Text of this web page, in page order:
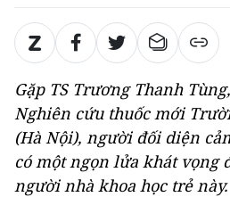
Gặp TS Trương Thanh
Nghiên cứu thuốc mới
(Hà Nội), người đối diện
có một ngọn lửa khát vọng
người nhà khoa học trẻ này.